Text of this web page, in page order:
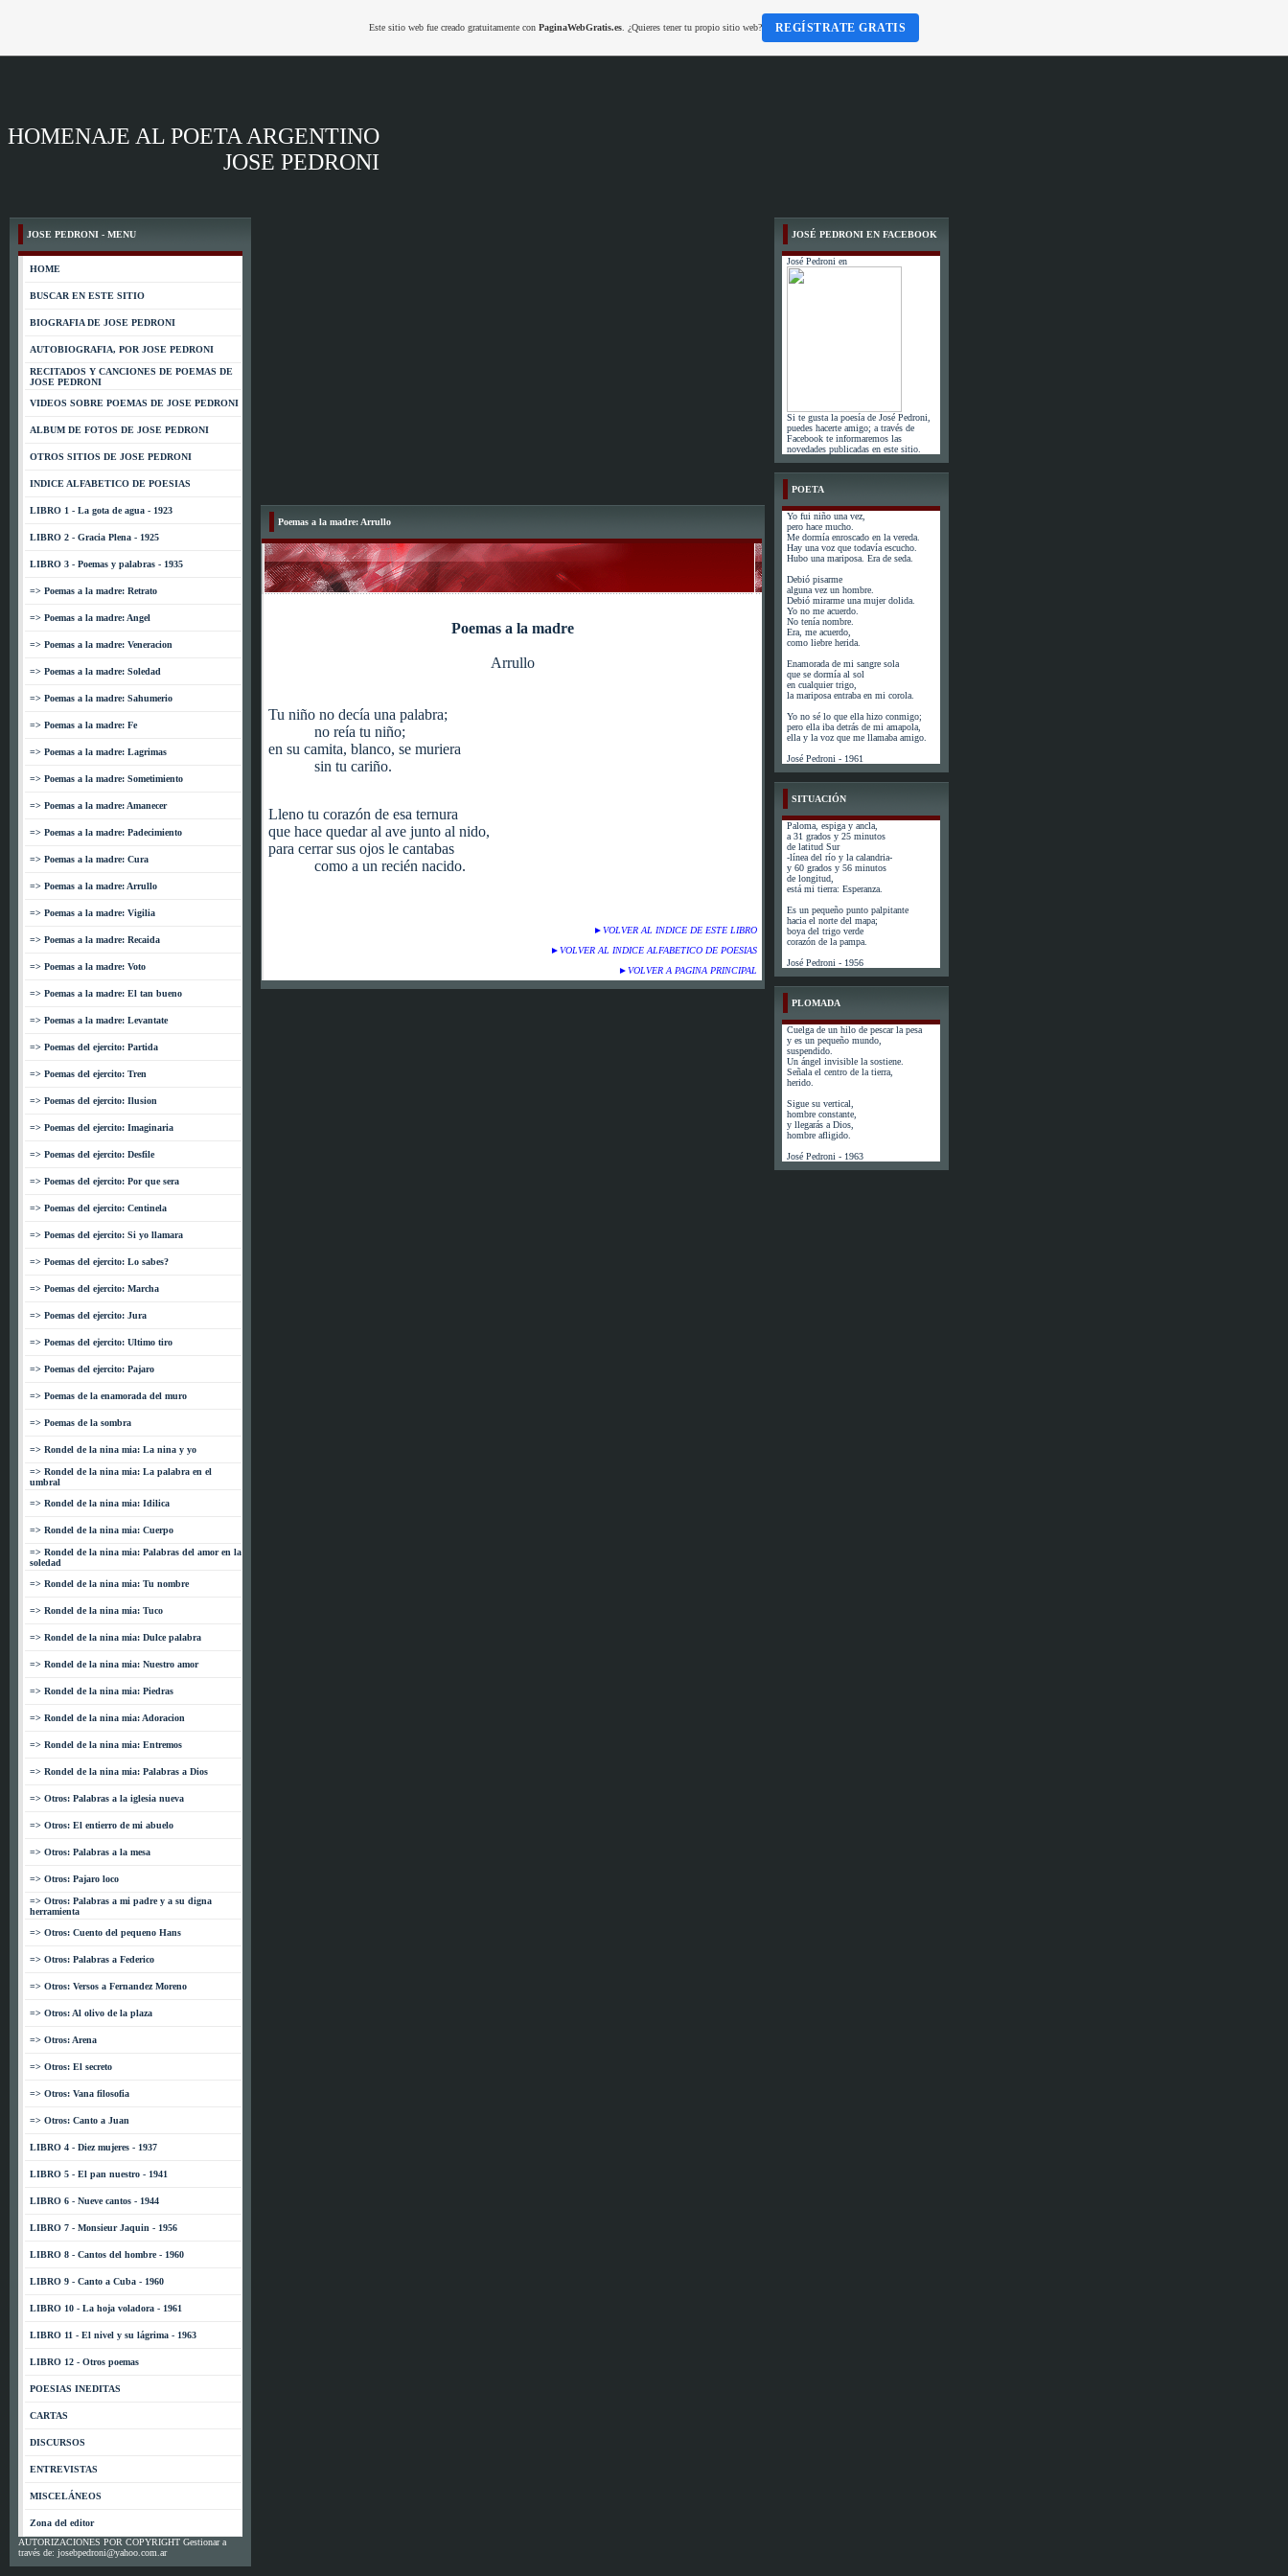
HOMENAJE AL POETA ARGENTINO
JOSE PEDRONI
JOSE PEDRONI - MENU
HOME
BUSCAR EN ESTE SITIO
BIOGRAFIA DE JOSE PEDRONI
AUTOBIOGRAFIA, POR JOSE PEDRONI
RECITADOS Y CANCIONES DE POEMAS DE
JOSE PEDRONI
VIDEOS SOBRE POEMAS DE JOSE PEDRONI
ALBUM DE FOTOS DE JOSE PEDRONI
OTROS SITIOS DE JOSE PEDRONI
INDICE ALFABETICO DE POESIAS
LIBRO 1 - La gota de agua - 1923
LIBRO 2 - Gracia Plena - 1925
LIBRO 3 - Poemas y palabras - 1935
=> Poemas a la madre: Retrato
=> Poemas a la madre: Angel
=> Poemas a la madre: Veneracion
=> Poemas a la madre: Soledad
=> Poemas a la madre: Sahumerio
=> Poemas a la madre: Fe
=> Poemas a la madre: Lagrimas
=> Poemas a la madre: Sometimiento
=> Poemas a la madre: Amanecer
=> Poemas a la madre: Padecimiento
=> Poemas a la madre: Cura
=> Poemas a la madre: Arrullo
=> Poemas a la madre: Vigilia
=> Poemas a la madre: Recaida
=> Poemas a la madre: Voto
=> Poemas a la madre: El tan bueno
=> Poemas a la madre: Levantate
=> Poemas del ejercito: Partida
=> Poemas del ejercito: Tren
=> Poemas del ejercito: Ilusion
=> Poemas del ejercito: Imaginaria
=> Poemas del ejercito: Desfile
=> Poemas del ejercito: Por que sera
=> Poemas del ejercito: Centinela
=> Poemas del ejercito: Si yo llamara
=> Poemas del ejercito: Lo sabes?
=> Poemas del ejercito: Marcha
=> Poemas del ejercito: Jura
=> Poemas del ejercito: Ultimo tiro
=> Poemas del ejercito: Pajaro
=> Poemas de la enamorada del muro
=> Poemas de la sombra
=> Rondel de la nina mia: La nina y yo
=> Rondel de la nina mia: La palabra en el
umbral
=> Rondel de la nina mia: Idilica
=> Rondel de la nina mia: Cuerpo
=> Rondel de la nina mia: Palabras del amor en la
soledad
=> Rondel de la nina mia: Tu nombre
=> Rondel de la nina mia: Tuco
=> Rondel de la nina mia: Dulce palabra
=> Rondel de la nina mia: Nuestro amor
=> Rondel de la nina mia: Piedras
=> Rondel de la nina mia: Adoracion
=> Rondel de la nina mia: Entremos
=> Rondel de la nina mia: Palabras a Dios
=> Otros: Palabras a la iglesia nueva
=> Otros: El entierro de mi abuelo
=> Otros: Palabras a la mesa
=> Otros: Pajaro loco
=> Otros: Palabras a mi padre y a su digna
herramienta
=> Otros: Cuento del pequeno Hans
=> Otros: Palabras a Federico
=> Otros: Versos a Fernandez Moreno
=> Otros: Al olivo de la plaza
=> Otros: Arena
=> Otros: El secreto
=> Otros: Vana filosofia
=> Otros: Canto a Juan
LIBRO 4 - Diez mujeres - 1937
LIBRO 5 - El pan nuestro - 1941
LIBRO 6 - Nueve cantos - 1944
LIBRO 7 - Monsieur Jaquin - 1956
LIBRO 8 - Cantos del hombre - 1960
LIBRO 9 - Canto a Cuba - 1960
LIBRO 10 - La hoja voladora - 1961
LIBRO 11 - El nivel y su lágrima - 1963
LIBRO 12 - Otros poemas
POESIAS INEDITAS
CARTAS
DISCURSOS
ENTREVISTAS
MISCELÁNEOS
Zona del editor
AUTORIZACIONES POR COPYRIGHT Gestionar a
través de: josebpedroni@yahoo.com.ar
Poemas a la madre: Arrullo
Poemas a la madre
Arrullo
Tu niño no decía una palabra;
no reía tu niño;
en su camita, blanco, se muriera
sin tu cariño.
Lleno tu corazón de esa ternura
que hace quedar al ave junto al nido,
para cerrar sus ojos le cantabas
como a un recién nacido.
►VOLVER AL INDICE DE ESTE LIBRO
►VOLVER AL INDICE ALFABETICO DE POESIAS
►VOLVER A PAGINA PRINCIPAL
JOSÉ PEDRONI EN FACEBOOK
José Pedroni en
Si te gusta la poesía de José Pedroni,
puedes hacerte amigo; a través de
Facebook te informaremos las
novedades publicadas en este sitio.
POETA
Yo fui niño una vez,
pero hace mucho.
Me dormía enroscado en la vereda.
Hay una voz que todavía escucho.
Hubo una mariposa. Era de seda.
Debió pisarme
alguna vez un hombre.
Debió mirarme una mujer dolida.
Yo no me acuerdo.
No tenía nombre.
Era, me acuerdo,
como liebre herida.
Enamorada de mi sangre sola
que se dormía al sol
en cualquier trigo,
la mariposa entraba en mi corola.
Yo no sé lo que ella hizo conmigo;
pero ella iba detrás de mi amapola,
ella y la voz que me llamaba amigo.
José Pedroni - 1961
SITUACIÓN
Paloma, espiga y ancla,
a 31 grados y 25 minutos
de latitud Sur
-línea del río y la calandria-
y 60 grados y 56 minutos
de longitud,
está mi tierra: Esperanza.
Es un pequeño punto palpitante
hacia el norte del mapa;
boya del trigo verde
corazón de la pampa.
José Pedroni - 1956
PLOMADA
Cuelga de un hilo de pescar la pesa
y es un pequeño mundo,
suspendido.
Un ángel invisible la sostiene.
Señala el centro de la tierra,
herido.
Sigue su vertical,
hombre constante,
y llegarás a Dios,
hombre afligido.
José Pedroni - 1963
Este sitio web fue creado gratuitamente con PaginaWebGratis.es. ¿Quieres tener tu propio sitio web? REGÍSTRATE GRATIS